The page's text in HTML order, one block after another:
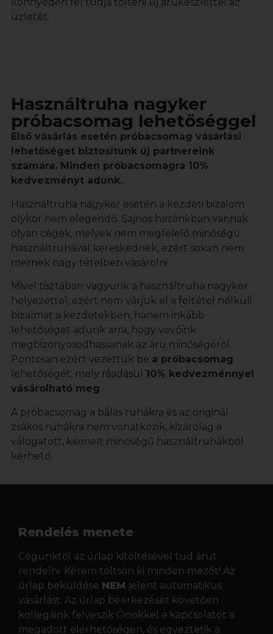
üzletét.
Használtruha nagyker
próbacsomag lehetőséggel
Első vásárlás esetén próbacsomag vásárlási
lehetőséget biztosítunk új partnereink
számára. Minden próbacsomagra 10%
kedvezményt adunk.
Használtruha nagyker esetén a kezdeti bizalom
olykor nem elegendő. Sajnos hazánkban vannak
olyan cégek, melyek nem megfelelő minőségű
használtruhával kereskednek, ezért sokan nem
mernek nagy tételben vásárolni.
Mivel tisztában vagyunk a használtruha nagyker
helyezettel, ezért nem várjuk el a feltétel nélküli
bizalmat a kezdetekben, hanem inkább
lehetőséget adunk arra, hogy vevőink
megbizonyosodhassanak az áru minőségéről.
Pontosan ezért vezettük be a próbacsomag
lehetőségét, mely ráadásul 10% kedvezménnyel
vásárolható meg.
A próbacsomag a bálás ruhákra és az originál
zsákos ruhákra nem vonatkozik, kizárólag a
válogatott, kiemelt minőségű használtruhákból
kérhető.